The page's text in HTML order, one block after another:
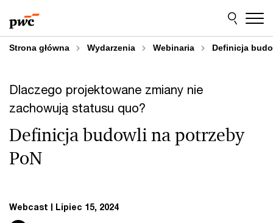
do
treści
do
stopki
Strona główna Wydarzenia Webinaria Definicja
Dlaczego projektowane zmiany nie
zachowują statusu quo?
Definicja budowli na potrzeby
PoN
Webcast Lipiec 15, 2024